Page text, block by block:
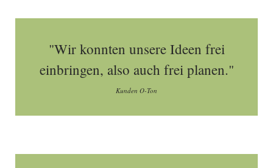
"Wir konnten unsere Ideen frei
einbringen, also auch frei planen."
Kunden O-Ton